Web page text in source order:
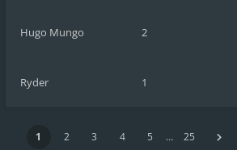
Hugo Mungo 2
Ryder 1
1 2 3 4 5 … 25